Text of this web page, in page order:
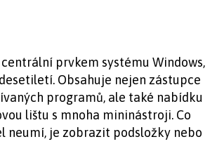
prvkem systému Windows,
Obsahuje nejen zástupce
programů, ale také nabídku
lištu s mnoha mininástroji. Co
neumí, je zobrazit podsložky nebo